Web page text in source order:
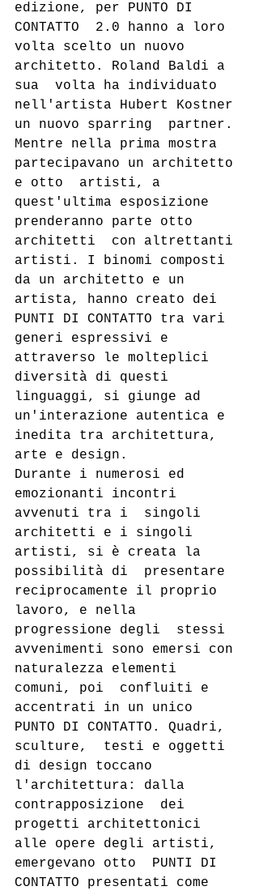
edizione, per PUNTO DI
CONTATTO  2.0 hanno a loro
volta scelto un nuovo
architetto. Roland Baldi a
sua  volta ha individuato
nell'artista Hubert Kostner
un nuovo sparring  partner.
Mentre nella prima mostra
partecipavano un architetto
e otto  artisti, a
quest'ultima esposizione
prenderanno parte otto
architetti  con altrettanti
artisti. I binomi composti
da un architetto e un
artista, hanno creato dei
PUNTI DI CONTATTO tra vari
generi espressivi e
attraverso le molteplici
diversità di questi
linguaggi, si giunge ad
un'interazione autentica e
inedita tra architettura,
arte e design.
Durante i numerosi ed
emozionanti incontri
avvenuti tra i  singoli
architetti e i singoli
artisti, si è creata la
possibilità di  presentare
reciprocamente il proprio
lavoro, e nella
progressione degli  stessi
avvenimenti sono emersi con
naturalezza elementi
comuni, poi  confluiti e
accentrati in un unico
PUNTO DI CONTATTO. Quadri,
sculture,  testi e oggetti
di design toccano
l'architettura: dalla
contrapposizione  dei
progetti architettonici
alle opere degli artisti,
emergevano otto  PUNTI DI
CONTATTO presentati come